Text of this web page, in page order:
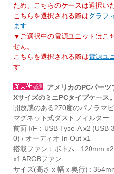
ため、こちらのケースは選択い
こちらを選択される際はグラフ
ます
▼ご選択中の電源ユニットはこ
せん。
こちらを選択される際は電源ユ
す
アメリカのPCパー
XサイズのミニPCタイプケース。
開放感のある270度のパノラマ
マグネット式ダストフィルター
前面 I/F：USB Type-A x2 (USB
0) / オーディオ In-Out x1
搭載ファン：ボトム : 120mm
x1 ARGBファン
サイズ(高さ x 幅 x 奥行) :